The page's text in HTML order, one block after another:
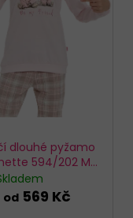
dlouhé pyžamo
594/202 My
Friend
od 569 Kč